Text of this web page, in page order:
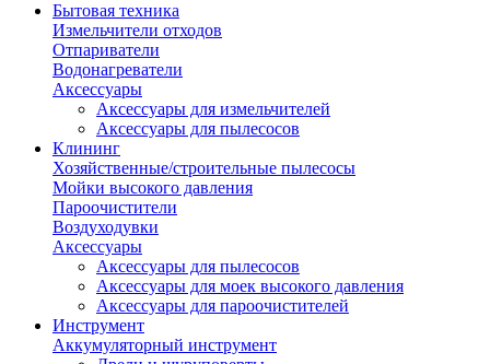
Бытовая техника
Измельчители отходов
Отпариватели
Водонагреватели
Аксессуары
Аксессуары для измельчителей
Аксессуары для пылесосов
Клининг
Хозяйственные/строительные пылесосы
Мойки высокого давления
Пароочистители
Воздуходувки
Аксессуары
Аксессуары для пылесосов
Аксессуары для моек высокого давления
Аксессуары для пароочистителей
Инструмент
Аккумуляторный инструмент